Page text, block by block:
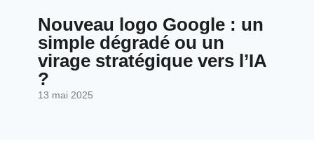
Nouveau logo Google : un
simple dégradé ou un
virage stratégique vers l’IA
?
13 mai 2025